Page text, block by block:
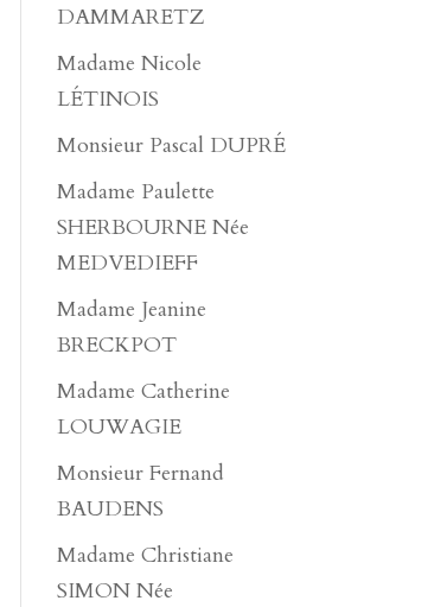
DAMMARETZ
Madame Nicole
LÉTINOIS
Monsieur Pascal DUPRÉ
Madame Paulette
SHERBOURNE Née
MEDVEDIEFF
Madame Jeanine
BRECKPOT
Madame Catherine
LOUWAGIE
Monsieur Fernand
BAUDENS
Madame Christiane
SIMON Née